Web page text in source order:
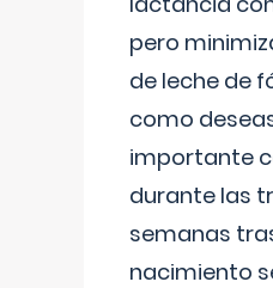
pero
de leche de
como
importante
durante las
semanas
nacimiento